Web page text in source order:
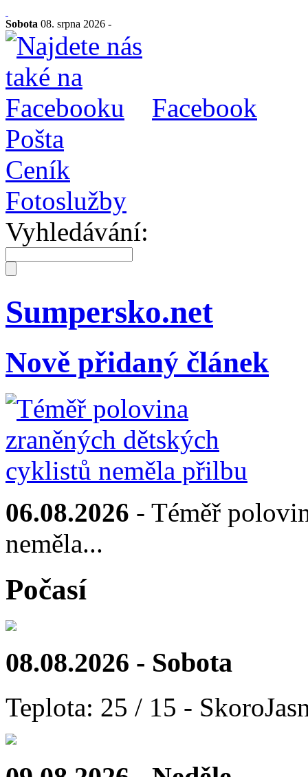
Sobota 08. srpna 2026 -
Facebook
Pošta
Ceník
Fotoslužby
Vyhledávání:
Sumpersko.net
Nově přidaný článek
06.08.2026 - Téměř
neměla...
Počasí
08.08.2026 - Sobota
Teplota: 25 / 15 -